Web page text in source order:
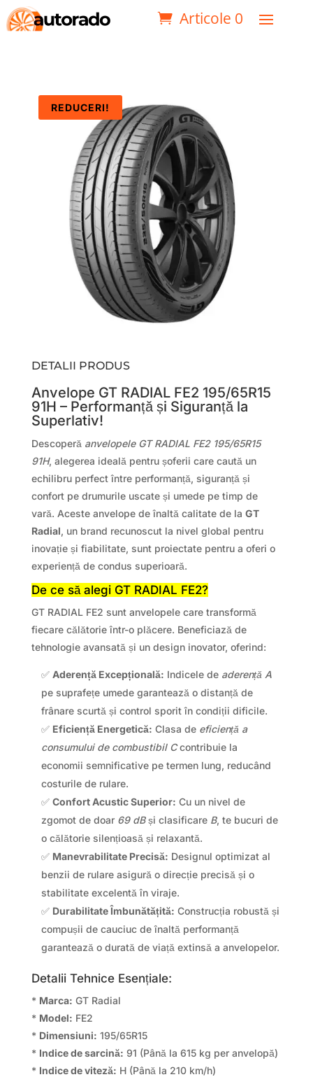
Articole 0
REDUCERI!
DETALII PRODUS
Anvelope GT RADIAL FE2 195/65R15
91H – Performanță și Siguranță la
Superlativ!
Descoperă anvelopele GT RADIAL FE2 195/65R15
91H, alegerea ideală pentru șoferii care caută un
echilibru perfect între performanță, siguranță și
confort pe drumurile uscate și umede pe timp de
vară. Aceste anvelope de înaltă calitate de la GT
Radial, un brand recunoscut la nivel global pentru
inovație și fiabilitate, sunt proiectate pentru a oferi o
experiență de condus superioară.
De ce să alegi GT RADIAL FE2?
GT RADIAL FE2 sunt anvelopele care transformă
fiecare călătorie într-o plăcere. Beneficiază de
tehnologie avansată și un design inovator, oferind:
✅ Aderență Excepțională: Indicele de aderență A
pe suprafețe umede garantează o distanță de
frânare scurtă și control sporit în condiții dificile.
✅ Eficiență Energetică: Clasa de eficiență a
consumului de combustibil Ccontribuie la
economii semnificative pe termen lung, reducând
costurile de rulare.
✅ Confort Acustic Superior: Cu un nivel de
zgomot de doar 69 dBși clasificare B, te bucuri de
o călătorie silențioasă și relaxantă.
✅ Manevrabilitate Precisă: Designul optimizat al
benzii de rulare asigură o direcție precisă și o
stabilitate excelentă în viraje.
✅ Durabilitate Îmbunătățită: Construcția robustă și
compușii de cauciuc de înaltă performanță
garantează o durată de viață extinsă a anvelopelor.
Detalii Tehnice Esențiale:
* Marca: GT Radial
* Model: FE2
* Dimensiuni: 195/65R15
* Indice de sarcină: 91 (Până la 615 kg per anvelopă)
* Indice de viteză: H (Până la 210 km/h)